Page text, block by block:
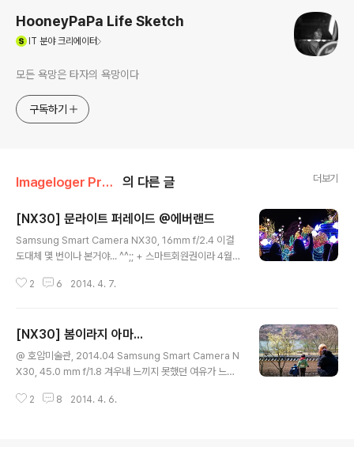
HooneyPaPa Life Sketch
IT 분야 크리에이터
모든 욕망은 타자의 욕망이다
구독하기
Imageloger Promotion/NX30 의 다른 글 더보기
[NX30] 문라이트 퍼레이드 @에버랜드
Samsung Smart Camera NX30, 16mm f/2.4 이걸
도대체 몇 번이나 본거야... ^^;; + 스마트회원권이라 4월
나게 놀았는데 말이죠. 이제 주말에 후니랑 에버랜드 나들
2 6 2014. 4. 7.
[NX30] 봄이라지 아마...
@ 호암미술관, 2014.04 Samsung Smart Camera N
X30, 45.0 mm f/1.8 겨우내 느끼지 못했던 여유가 느껴
2 8 2014. 4. 6.